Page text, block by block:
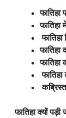
फातिहा
फातिहा
फातिहा
फातिहा
फातिहा
फातिहा क्यों पड़ी